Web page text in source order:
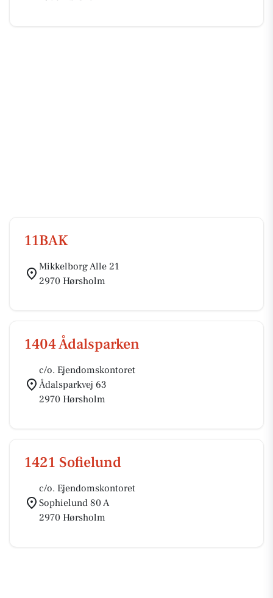
11BAK
Mikkelborg Alle 21
2970 Hørsholm
1404 Ådalsparken
c/o. Ejendomskontoret
Ådalsparkvej 63
2970 Hørsholm
1421 Sofielund
c/o. Ejendomskontoret
Sophielund 80 A
2970 Hørsholm